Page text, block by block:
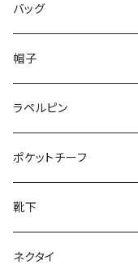
50/XL～
48/L
50/XL～
46/M
48/L
50/XL～
～25.5cm
26cm～
27cm～
28cm～
バッグ
帽子
ラペルピン
ポケットチーフ
靴下
ネクタイ